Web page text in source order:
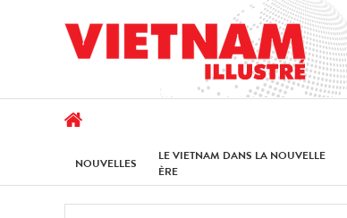
NOUVELLES
LE VIETNAM DANS LA NOUVELLE
ÈRE